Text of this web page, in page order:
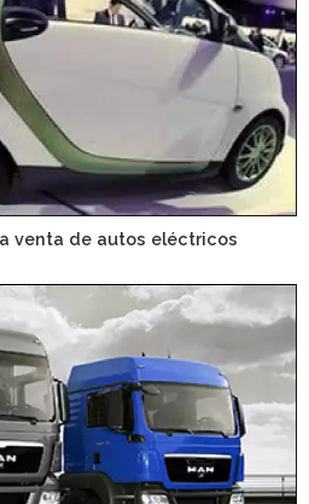
venta de autos eléctricos